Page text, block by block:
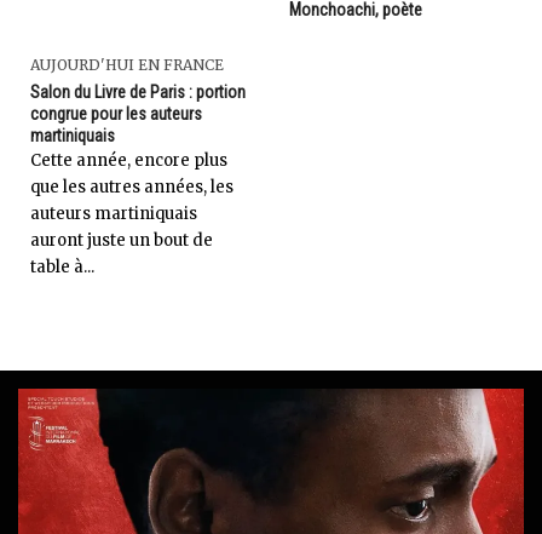
Monchoachi, poète
AUJOURD'HUI EN FRANCE
Salon du Livre de Paris : portion
congrue pour les auteurs
martiniquais
Cette année, encore plus
que les autres années, les
auteurs martiniquais
auront juste un bout de
table à...